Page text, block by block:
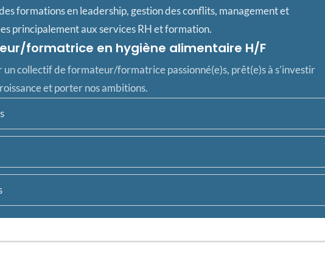
formations en leadership, gestion des conflits, management et
principalement aux services RH et formation.
formatrice en hygiène alimentaire H/F
un collectif de formateur/formatrice passionné(e)s, prêt(e)s à s’investir
et porter nos ambitions.